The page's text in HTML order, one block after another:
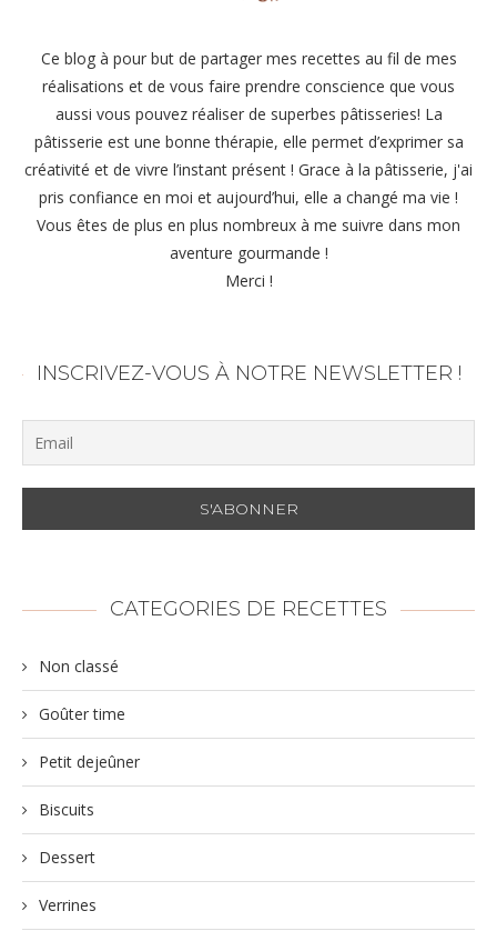
Ce blog à pour but de partager mes recettes au fil de mes
réalisations et de vous faire prendre conscience que vous
aussi vous pouvez réaliser de superbes pâtisseries! La
pâtisserie est une bonne thérapie, elle permet d’exprimer sa
créativité et de vivre l’instant présent ! Grace à la pâtisserie, j'ai
pris confiance en moi et aujourd’hui, elle a changé ma vie !
Vous êtes de plus en plus nombreux à me suivre dans mon
aventure gourmande !
Merci !
INSCRIVEZ-VOUS À NOTRE NEWSLETTER !
CATEGORIES DE RECETTES
Non classé
Goûter time
Petit dejeûner
Biscuits
Dessert
Verrines